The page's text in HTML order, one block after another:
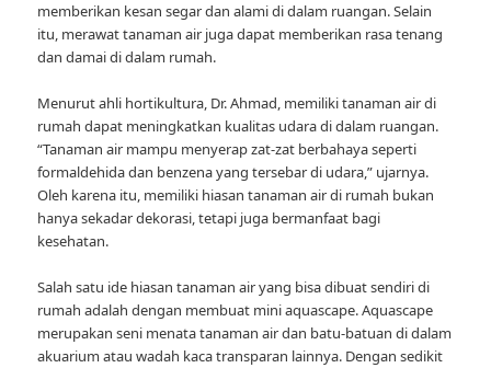
memberikan kesan segar dan alami di dalam ruangan. Selain
itu, merawat tanaman air juga dapat memberikan rasa tenang
dan damai di dalam rumah.
Menurut ahli hortikultura, Dr. Ahmad, memiliki tanaman air di
rumah dapat meningkatkan kualitas udara di dalam ruangan.
“Tanaman air mampu menyerap zat-zat berbahaya seperti
formaldehida dan benzena yang tersebar di udara,” ujarnya.
Oleh karena itu, memiliki hiasan tanaman air di rumah bukan
hanya sekadar dekorasi, tetapi juga bermanfaat bagi
kesehatan.
Salah satu ide hiasan tanaman air yang bisa dibuat sendiri di
rumah adalah dengan membuat mini aquascape. Aquascape
merupakan seni menata tanaman air dan batu-batuan di dalam
akuarium atau wadah kaca transparan lainnya. Dengan sedikit